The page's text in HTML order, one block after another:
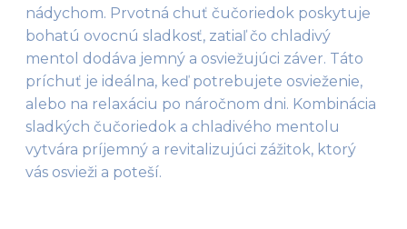
nádychom. Prvotná chuť čučoriedok poskytuje
bohatú ovocnú sladkosť, zatiaľ čo chladivý
mentol dodáva jemný a osviežujúci záver. Táto
príchuť je ideálna, keď potrebujete osvieženie,
alebo na relaxáciu po náročnom dni. Kombinácia
sladkých čučoriedok a chladivého mentolu
vytvára príjemný a revitalizujúci zážitok, ktorý
vás osvieži a poteší.